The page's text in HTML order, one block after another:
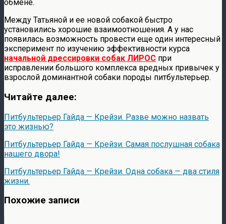
обмене.
Между Татьяной и ее новой собакой быстро
установились хорошие взаимоотношения. А у нас
появилась возможность провести еще один интересный
эксперимент по изучению эффективности курса
начальной дрессировки собак ЛИРОС при
исправлении большого комплекса вредных привычек у
взрослой доминантной собаки породы питбультерьер.
Читайте далее:
Питбультерьер Гайда — Крейзи. Разве можно назвать
это жизнью?
Питбультерьер Гайда — Крейзи. Самая послушная собака
нашего двора!
Питбультерьер Гайда — Крейзи. Одна собака — два стиля
жизни.
Похожие записи